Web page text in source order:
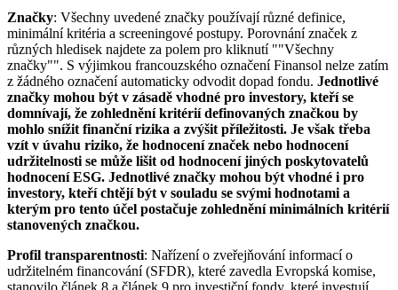
Značky: Všechny uvedené značky používají různé definice,
minimální kritéria a screeningové postupy. Porovnání značek z
různých hledisek najdete za polem pro kliknutí ""Všechny
značky"". S výjimkou francouzského označení Finansol nelze zatím
z žádného označení automaticky odvodit dopad fondu. Jednotlivé
značky mohou být v zásadě vhodné pro investory, kteří se
domnívají, že zohlednění kritérií definovaných značkou by
mohlo snížit finanční rizika a zvýšit příležitosti. Je však třeba
vzít v úvahu riziko, že hodnocení značek nebo hodnocení
udržitelnosti se může lišit od hodnocení jiných poskytovatelů
hodnocení ESG. Jednotlivé značky mohou být vhodné i pro
investory, kteří chtějí být v souladu se svými hodnotami a
kterým pro tento účel postačuje zohlednění minimálních kritérií
stanovených značkou.
Profil transparentnosti: Nařízení o zveřejňování informací o
udržitelném financování (SFDR), které zavedla Evropská komise,
stanovilo článek 8 a článek 9 pro investiční fondy, které investují